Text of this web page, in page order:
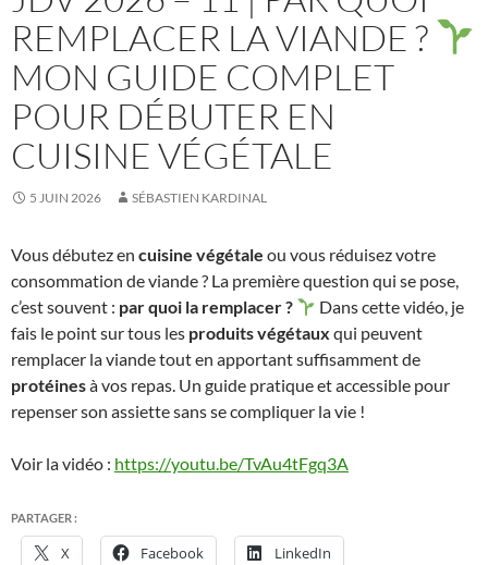
REMPLACER LA VIANDE ?
MON GUIDE COMPLET
POUR DÉBUTER EN
CUISINE VÉGÉTALE
5 JUIN 2026 SÉBASTIEN KARDINAL
Vous débutez en cuisine végétale ou vous réduisez votre
consommation de viande ? La première question qui se pose,
c’est souvent : par quoi la remplacer ?
Dans cette vidéo, je
fais le point sur tous les produits végétaux qui peuvent
remplacer la viande tout en apportant suffisamment de
protéinesà vos repas. Un guide pratique et accessible pour
repenser son assiette sans se compliquer la vie !
Voir la vidéo : https://youtu.be/TvAu4tFgq3A
PARTAGER :
X Facebook LinkedIn